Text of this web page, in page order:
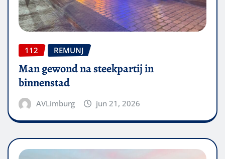
112 REMUNJ
Man gewond na steekpartij in
binnenstad
AVLimburg jun 21, 2026